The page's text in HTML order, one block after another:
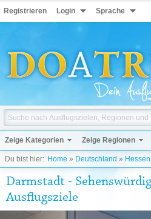
Registrieren Login Sprache
Zeige Kategorien Zeige Regionen
Du bist hier: Home » Deutschland » Hessen
Darmstadt -
Ausflugsziele